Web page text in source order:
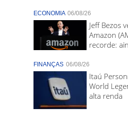
ECONOMIA 06/08/26
Jeff Bezos
Amazon
recorde:
FINANÇAS 06/08/26
Itaú
World
alta renda